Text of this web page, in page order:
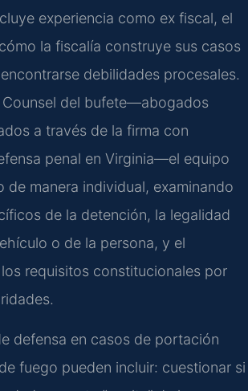
experiencia como ex fiscal, el
la fiscalía construye sus casos
debilidades procesales.
del bufete—abogados
a través de la firma con
penal en Virginia—el equipo
de manera individual, examinando
de la detención, la legalidad
o de la persona, y el
requisitos constitucionales por
defensa en casos de portación
fuego pueden incluir: cuestionar si